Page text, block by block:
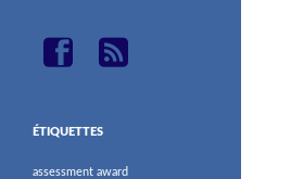
ÉTIQUETTES
assessment award